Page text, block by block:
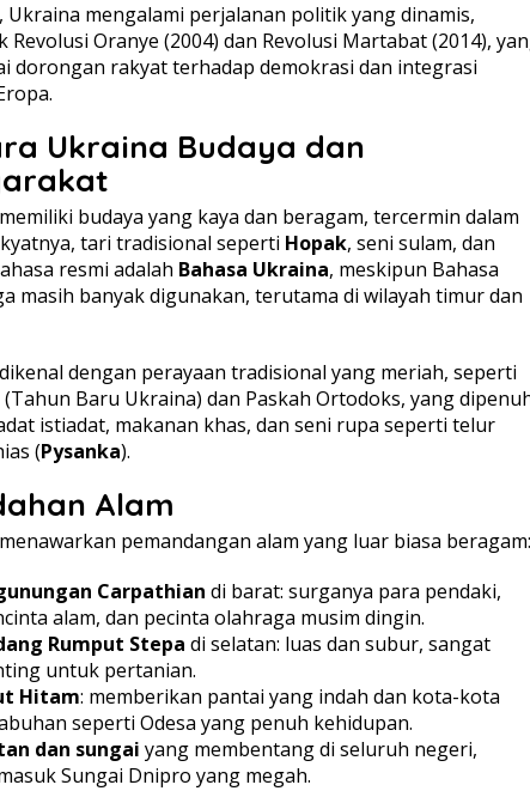
Ukraina mengalami perjalanan politik yang dinamis,
Revolusi Oranye (2004) dan Revolusi Martabat (2014),
dorongan rakyat terhadap demokrasi dan integrasi
Ukraina Budaya dan
budaya yang kaya dan beragam, tercermin dalam
tari tradisional seperti Hopak, seni sulam, dan
resmi adalah Bahasa Ukraina, meskipun Bahasa
masih banyak digunakan, terutama di wilayah timur dan
dengan perayaan tradisional yang meriah, seperti
Baru Ukraina) dan Paskah Ortodoks, yang
istiadat, makanan khas, dan seni rupa seperti telur
(Pysanka).
Alam
pemandangan alam yang luar biasa beragam:
Carpathian di barat: surganya para pendaki,
alam, dan pecinta olahraga musim dingin.
Rumput Stepa di selatan: luas dan subur, sangat
untuk pertanian.
Hitam: memberikan pantai yang indah dan kota-kota
seperti Odesa yang penuh kehidupan.
dan sungai yang membentang di seluruh negeri,
Sungai Dnipro yang megah.